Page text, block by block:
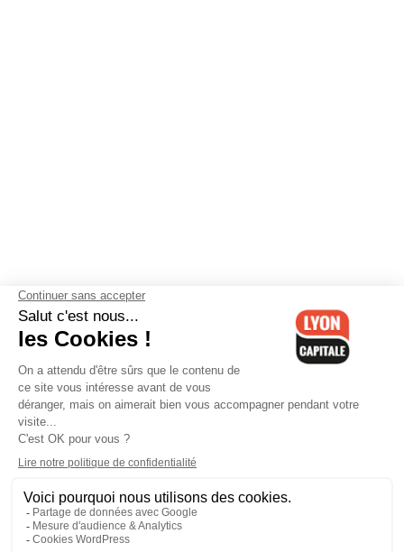
Contactez-nous-Mentions légales-CGV-Politique de
confidentialité-Gestion des cookies